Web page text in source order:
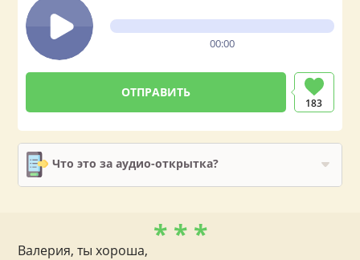
00:00
183
Что это за аудио-открытка?
* * *
Валерия, ты хороша,